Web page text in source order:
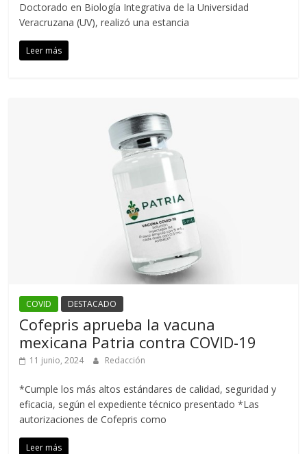
Doctorado en Biología Integrativa de la Universidad
Veracruzana (UV), realizó una estancia
Leer más
COVID DESTACADO
Cofepris aprueba la vacuna
mexicana Patria contra COVID-19
11 junio, 2024 Redacción
*Cumple los más altos estándares de calidad, seguridad y
eficacia, según el expediente técnico presentado *Las
autorizaciones de Cofepris como
Leer más